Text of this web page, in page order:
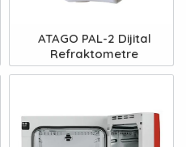
ATAGO PAL-2 Dijital
Refraktometre